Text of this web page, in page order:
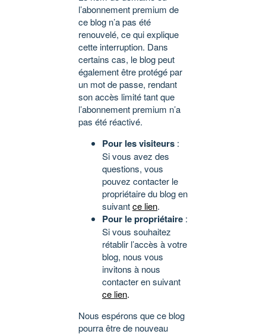
l’abonnement premium de
ce blog n’a pas été
renouvelé, ce qui explique
cette interruption. Dans
certains cas, le blog peut
également être protégé par
un mot de passe, rendant
son accès limité tant que
l’abonnement premium n’a
pas été réactivé.
Pour les visiteurs :
Si vous avez des
questions, vous
pouvez contacter le
propriétaire du blog en
suivantce lien.
Pour le propriétaire :
Si vous souhaitez
rétablir l’accès à votre
blog, nous vous
invitons à nous
contacter en suivant
ce lien.
Nous espérons que ce blog
pourra être de nouveau